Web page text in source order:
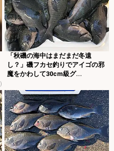
「秋磯の海中はまだまだ冬遠
し？」磯フカセ釣りでアイゴの邪
魔をかわして30cm級グ...